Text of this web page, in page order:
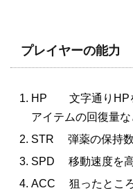
プレイヤーの能力
HP 文字通りHPを
アイテムの回復量な
STR 弾薬の保持数
SPD 移動速度を高
ACC 狙ったところ